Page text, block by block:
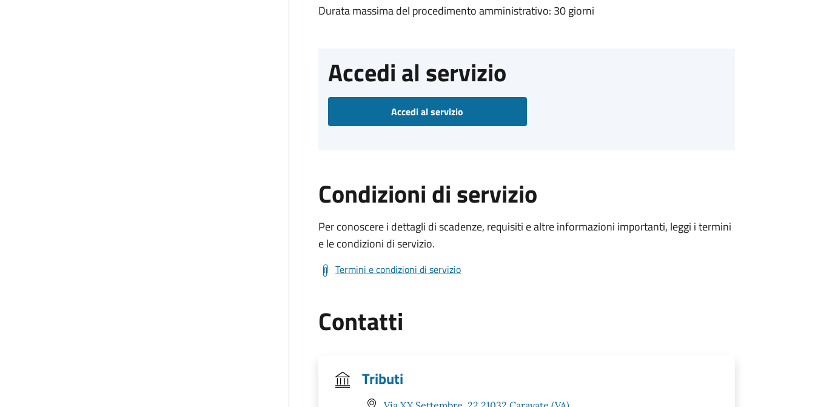
Durata massima del procedimento amministrativo: 30 giorni
Accedi al servizio
Accedi al servizio
Condizioni di servizio
Per conoscere i dettagli di scadenze, requisiti e altre informazioni importanti, leggi i termini
e le condizioni di servizio.
Termini e condizioni di servizio
Contatti
Tributi